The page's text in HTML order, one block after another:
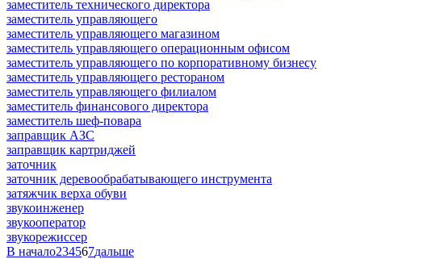
заместитель технического директора
заместитель управляющего
заместитель управляющего магазином
заместитель управляющего операционным офисом
заместитель управляющего по корпоративному бизнесу
заместитель управляющего рестораном
заместитель управляющего филиалом
заместитель финансового директора
заместитель шеф-повара
заправщик АЗС
заправщик картриджей
заточник
заточник деревообрабатывающего инструмента
затяжчик верха обуви
звукоинженер
звукооператор
звукорежиссер
В начало234567дальше